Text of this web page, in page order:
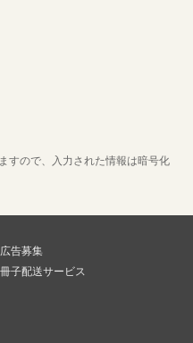
すので、入力された情報は暗号化
広告募集
冊子配送サービス